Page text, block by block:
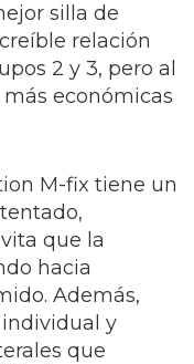
silla de
relación
2 y 3, pero al
económicas
M-fix tiene un
que la
hacia
Además,
individual y
que